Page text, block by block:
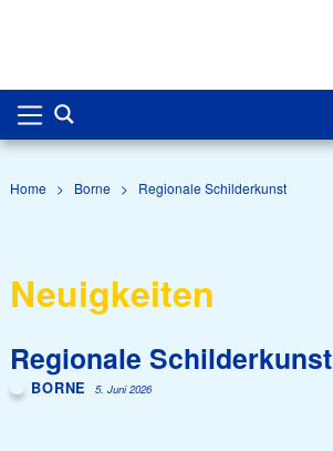
Home > Borne > Regionale Schilderkunst
Neuigkeiten
Regionale Schilderkunst
BORNE 5. Juni 2026